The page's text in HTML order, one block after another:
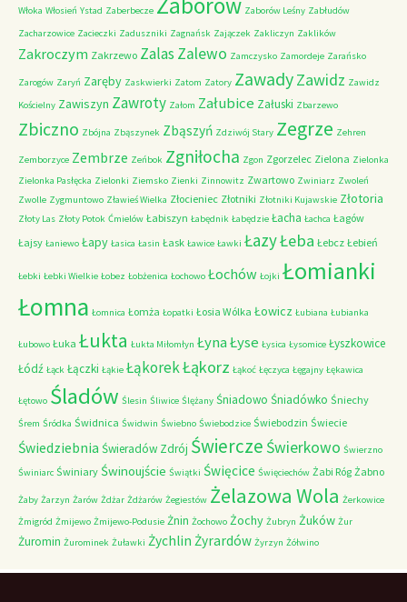
Włoka Włosień Ystad Zaberbecze Zaborów Leśny Zabłudów
Zacharzowice Zacieczki Zaduszniki Zagnańsk Zajączek Zakliczyn Zaklików
Zakroczym Zakrzewo ZalasZalewo Zamczysko Zamordeje Zarańsko
Zarogów Zaryń Zaręby Zaskwierki Zatom Zatory ZawadyZawidz Zawidz
Kościelny Zawiszyn Zawroty Załom Załubice Załuski Zbarzewo
Zbiczno Zbójna Zbąszynek Zbąszyń Zdziwój Stary Zegrze Zehren
Zemborzyce Zembrze Zeńbok Zgniłocha Zgon Zgorzelec Zielona Zielonka
Zielonka Pasłęcka Zielonki Ziemsko Zienki Zinnowitz Zwartowo Zwiniarz Zwoleń
Zwolle Zygmuntowo Zławieś Wielka Złocieniec Złotniki Złotniki Kujawskie Złotoria
Złoty Las Złoty Potok Ćmielów Łabiszyn Łabędnik Łabędzie Łacha Łachca Łagów
Łajsy Łaniewo Łapy Łasica Łasin Łask Ławice Ławki ŁazyŁeba Łebcz Łebień
Łebki Łebki Wielkie Łobez Łobżenica Łochowo Łochów Łojki Łomianki
Łomna Łomnica Łomża Łopatki Łosia Wólka Łowicz Łubiana Łubianka
Łubowo Łuka Łukta Łukta Miłomłyn ŁynaŁyse Łysica Łysomice Łyszkowice
Łódź Łąck Łączki Łąkie ŁąkorekŁąkorz Łąkoć Łęczyca Łęgajny Łękawica
Łętowo Śladów Ślesin Śliwice Ślężany Śniadowo Śniadówko Śniechy
Śrem Śródka Świdnica Świdwin Świebno Świebodzice Świebodzin Świecie
Świedziebnia Świeradów Zdrój Świercze Świerkowo Świerzno
Świniarc Świniary Świnoujście Świątki Święcice Święciechów Żabi Róg Żabno
Żaby Żarzyn Żarów Żdżar Żdżarów Żegiestów Żelazowa Wola Żerkowice
Żmigród Żmijewo Żmijewo-Podusie Żnin Żochowo Żochy Żubryn Żuków Żur
Żuromin Żurominek Żuławki Żychlin Żyrardów Żyrzyn Żółwino